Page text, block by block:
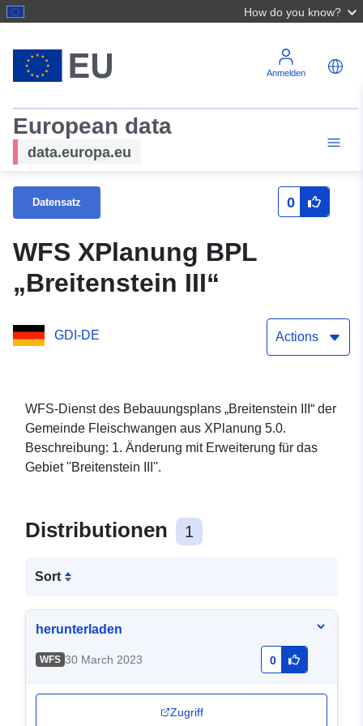
How do you know?
Anmelden
European data
data.europa.eu
Datensatz 0
WFS XPlanung BPL
„Breitenstein III“
GDI-DE Actions
WFS-Dienst des Bebauungsplans „Breitenstein III“ der
Gemeinde Fleischwangen aus XPlanung 5.0.
Beschreibung: 1. Änderung mit Erweiterung für das
Gebiet ''Breitenstein III''.
Distributionen 1
Sort
herunterladen
WFS 30 March 2023 0
Zugriff